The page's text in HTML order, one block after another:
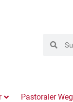
Pastoraler Weg